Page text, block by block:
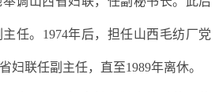
任。1974年后，担任山西毛纺厂党
妇联任副主任，直至1989年离休。